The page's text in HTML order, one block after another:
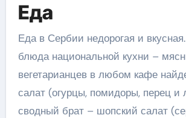
Еда
Еда в Сербии недорогая и
блюда национальной кухни –
вегетарианцев в любом кафе
салат (огурцы, помидоры, перец и
сводный брат – шопский салат